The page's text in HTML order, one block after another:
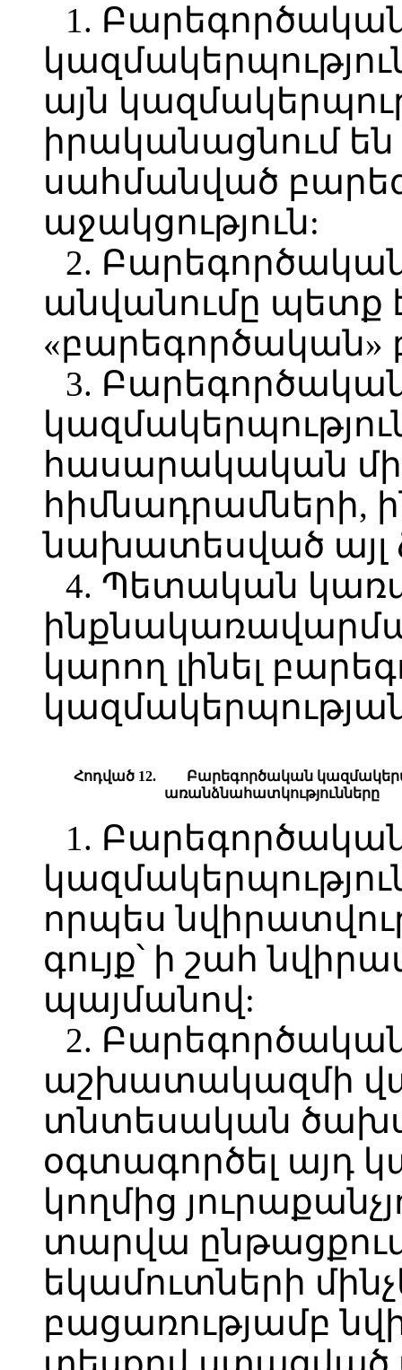
1.
այն
իրականացնում են
սահմանված
աջակցություն:
2.
անվանումը պետք
«բարեգործական»
3.
հասարակական
հիմնադրամների,
նախատեսված այլ
4. Պետական
կարող լինել
Հոդված 12.
Բարեգործական
առանձնահատկությունները
1.
որպես
գույք՝ ի շահ
պայմանով:
2.
աշխատակազմի
տնտեսական
օգտագործել այդ
կողմից
տարվա
եկամուտների
բացառությամբ